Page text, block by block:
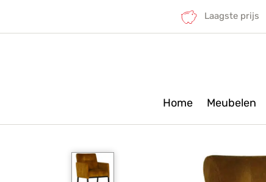
Laagste prijs
Home Meubelen